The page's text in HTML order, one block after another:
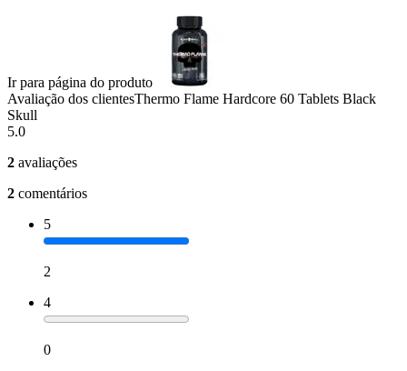
Ir para página do produto
Avaliação dos clientesThermo Flame Hardcore 60 Tablets Black
Skull
5.0
2 avaliações
2 comentários
5
2
4
0